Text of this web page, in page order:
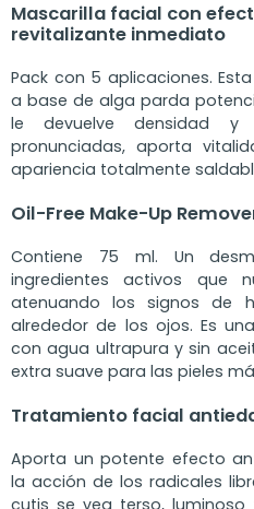
Mascarilla facial con
revitalizante inmediato
Pack con 5 aplicaciones.
a base de alga parda
le devuelve densidad y
pronunciadas, aporta
apariencia totalmente
Oil-Free Make-Up
Contiene 75 ml. Un
ingredientes activos que
atenuando los signos de
alrededor de los ojos. Es
con agua ultrapura y sin
extra suave para las pieles
Tratamiento facial
Aporta un potente efecto
la acción de los radicales